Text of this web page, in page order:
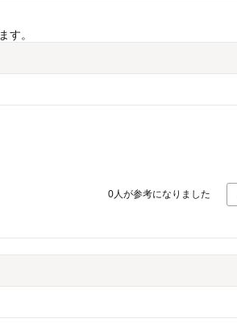
す。
0人が参考になりました